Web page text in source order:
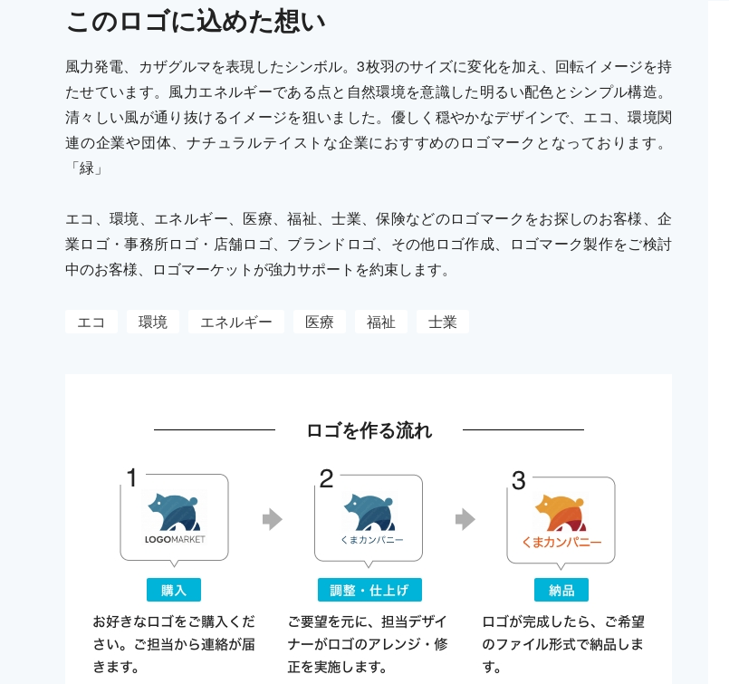
このロゴに込めた想い
風力発電、カザグルマを表現したシンボル。3枚羽のサイズに変化を加え、回転イメージを持
たせています。風力エネルギーである点と自然環境を意識した明るい配色とシンプル構造。
清々しい風が通り抜けるイメージを狙いました。優しく穏やかなデザインで、エコ、環境関
連の企業や団体、ナチュラルテイストな企業におすすめのロゴマークとなっております。
「緑」
エコ、環境、エネルギー、医療、福祉、士業、保険などのロゴマークをお探しのお客様、企
業ロゴ・事務所ロゴ・店舗ロゴ、ブランドロゴ、その他ロゴ作成、ロゴマーク製作をご検討
中のお客様、ロゴマーケットが強力サポートを約束します。
エコ 環境 エネルギー 医療 福祉 士業
ロゴを作る流れ